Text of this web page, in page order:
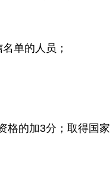
单的人员；
格的加3分；取得国